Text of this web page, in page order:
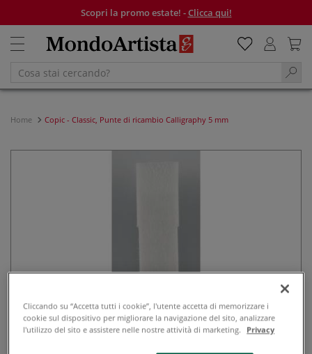
Scopri la promo estate! -Clicca qui!
Home Copic - Classic, Punte di ricambio Calligraphy 5 mm
Cliccando su “Accetta tutti i cookie”, l'utente accetta di memorizzare i
cookie sul dispositivo per migliorare la navigazione del sito, analizzare
l'utilizzo del sito e assistere nelle nostre attività di marketing.
Privacy